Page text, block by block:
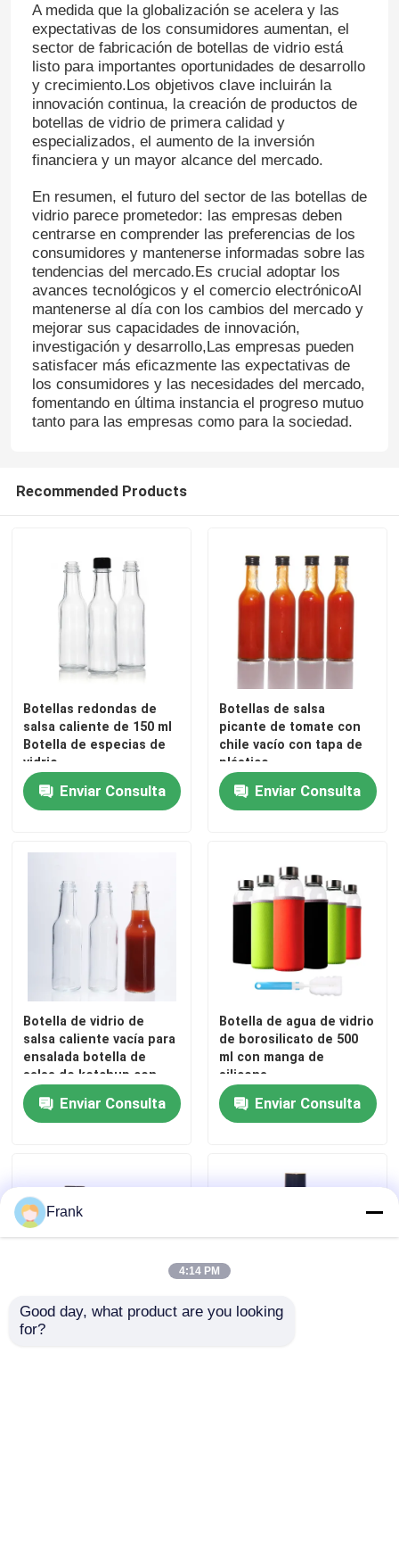
A medida que la globalización se acelera y las
expectativas de los consumidores aumentan, el
sector de fabricación de botellas de vidrio está
listo para importantes oportunidades de desarrollo
y crecimiento.Los objetivos clave incluirán la
innovación continua, la creación de productos de
botellas de vidrio de primera calidad y
especializados, el aumento de la inversión
financiera y un mayor alcance del mercado.
En resumen, el futuro del sector de las botellas de
vidrio parece prometedor: las empresas deben
centrarse en comprender las preferencias de los
consumidores y mantenerse informadas sobre las
tendencias del mercado.Es crucial adoptar los
avances tecnológicos y el comercio electrónicoAl
mantenerse al día con los cambios del mercado y
mejorar sus capacidades de innovación,
investigación y desarrollo,Las empresas pueden
satisfacer más eficazmente las expectativas de
los consumidores y las necesidades del mercado,
fomentando en última instancia el progreso mutuo
tanto para las empresas como para la sociedad.
Recommended Products
Botellas redondas de
salsa caliente de 150 ml
Botella de especias de
vidrio
Enviar Consulta
Botellas de salsa
picante de tomate con
chile vacío con tapa de
plástico
Enviar Consulta
Botella de vidrio de
salsa caliente vacía para
ensalada botella de
salsa de ketchup con
tapas
Enviar Consulta
Botella de agua de vidrio
de borosilicato de 500
ml con manga de
silicona
Enviar Consulta
Botella de perfume
Frank
4:14 PM
Good day, what product are you looking
for?